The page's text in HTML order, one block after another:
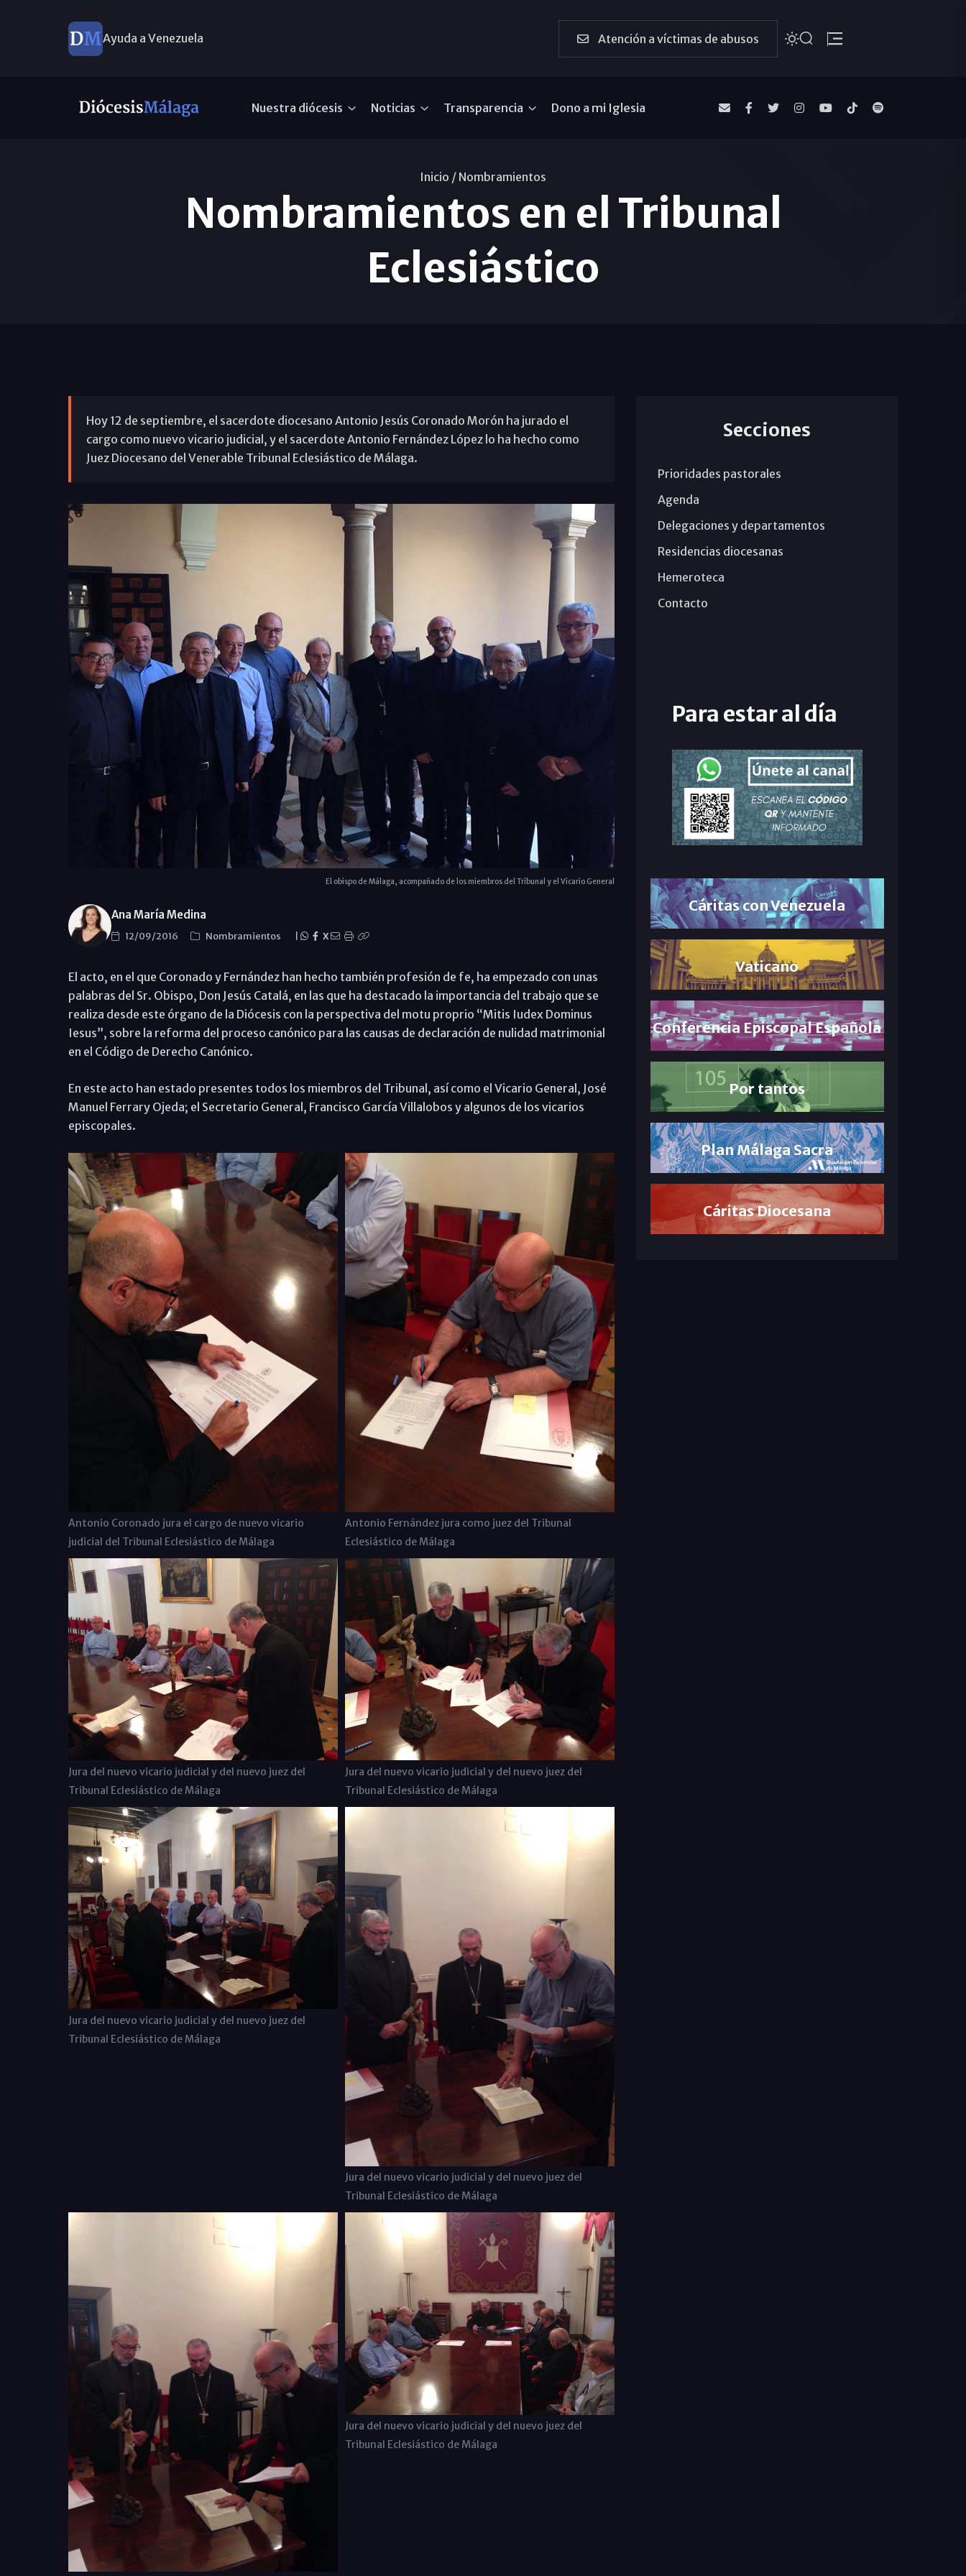
Ayuda a Venezuela Atención a víctimas de abusos
Nuestra diócesis Noticias Transparencia Dono a mi Iglesia
Inicio / Nombramientos
Nombramientos en el Tribunal
Eclesiástico
Hoy 12 de septiembre, el sacerdote diocesano Antonio Jesús Coronado Morón ha jurado el
cargo como nuevo vicario judicial, y el sacerdote Antonio Fernández López lo ha hecho como
Juez Diocesano del Venerable Tribunal Eclesiástico de Málaga.
El obispo de Málaga, acompañado de los miembros del Tribunal y el Vicario General
Ana María Medina
12/09/2016 Nombramientos X
El acto, en el que Coronado y Fernández han hecho también profesión de fe, ha empezado con unas
palabras del Sr. Obispo, Don Jesús Catalá, en las que ha destacado la importancia del trabajo que se
realiza desde este órgano de la Diócesis con la perspectiva del motu proprio “Mitis Iudex Dominus
Iesus”, sobre la reforma del proceso canónico para las causas de declaración de nulidad matrimonial
en el Código de Derecho Canónico.
En este acto han estado presentes todos los miembros del Tribunal, así como el Vicario General, José
Manuel Ferrary Ojeda; el Secretario General, Francisco García Villalobos y algunos de los vicarios
episcopales.
Antonio Coronado jura el cargo de nuevo vicario
judicial del Tribunal Eclesiástico de Málaga
Antonio Fernández jura como juez del Tribunal
Eclesiástico de Málaga
Jura del nuevo vicario judicial y del nuevo juez del
Tribunal Eclesiástico de Málaga
Jura del nuevo vicario judicial y del nuevo juez del
Tribunal Eclesiástico de Málaga
Jura del nuevo vicario judicial y del nuevo juez del
Tribunal Eclesiástico de Málaga
Jura del nuevo vicario judicial y del nuevo juez del
Tribunal Eclesiástico de Málaga
Jura del nuevo vicario judicial y del nuevo juez del
Tribunal Eclesiástico de Málaga
Secciones
Prioridades pastorales
Agenda
Delegaciones y departamentos
Residencias diocesanas
Hemeroteca
Contacto
Para estar al día
Cáritas con Venezuela
Vaticano
Conferencia Episcopal Española
Por tantos
Plan Málaga Sacra
Cáritas Diocesana